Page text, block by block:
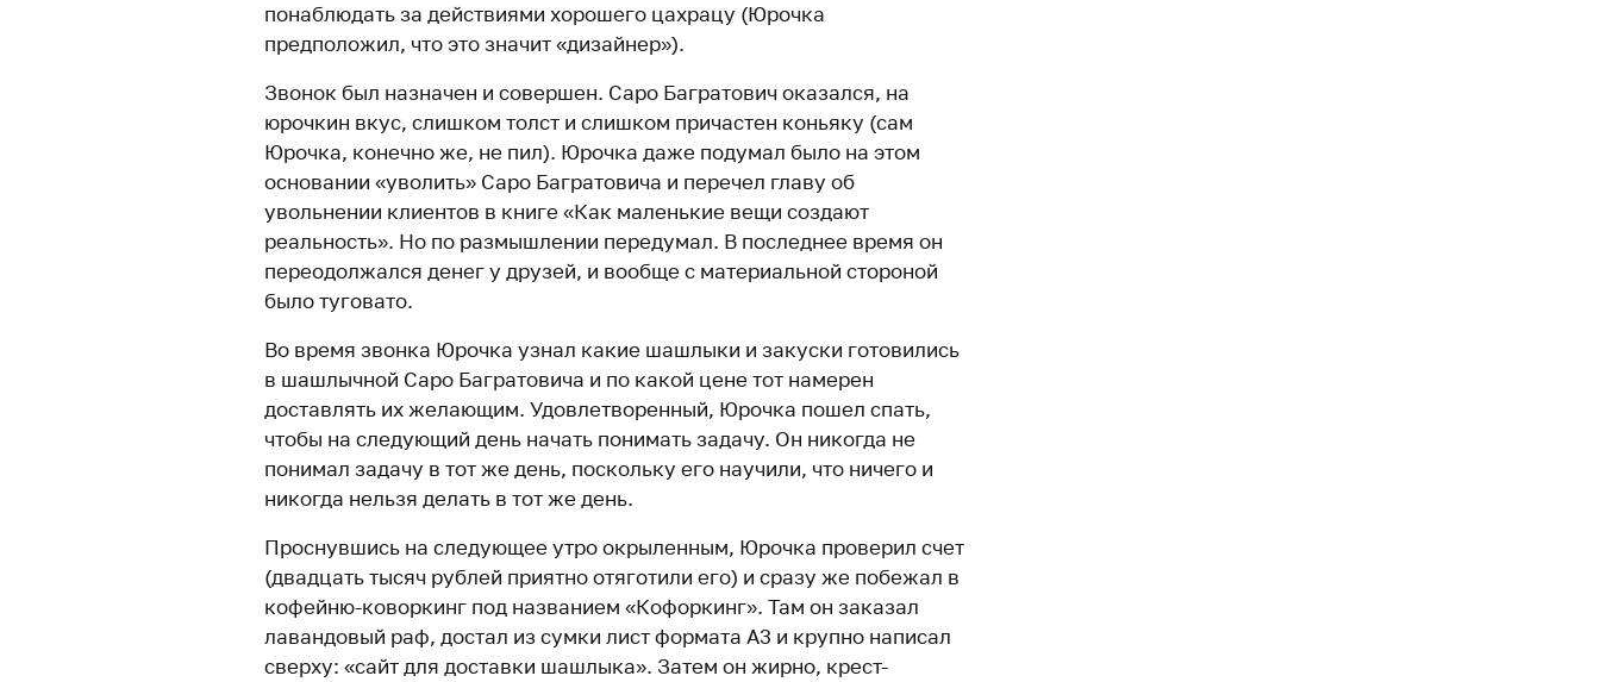
понаблюдать за действиями хорошего цахрацу (Юрочка
предположил, что это значит «дизайнер»).
Звонок был назначен и совершен. Саро Багратович оказался, на
юрочкин вкус, слишком толст и слишком причастен коньяку (сам
Юрочка, конечно же, не пил). Юрочка даже подумал было на этом
основании «уволить» Саро Багратовича и перечел главу об
увольнении клиентов в книге «Как маленькие вещи создают
реальность». Но по размышлении передумал. В последнее время он
переодолжался денег у друзей, и вообще с материальной стороной
было туговато.
Во время звонка Юрочка узнал какие шашлыки и закуски готовились
в шашлычной Саро Багратовича и по какой цене тот намерен
доставлять их желающим. Удовлетворенный, Юрочка пошел спать,
чтобы на следующий день начать понимать задачу. Он никогда не
понимал задачу в тот же день, поскольку его научили, что ничего и
никогда нельзя делать в тот же день.
Проснувшись на следующее утро окрыленным, Юрочка проверил счет
(двадцать тысяч рублей приятно отяготили его) и сразу же побежал в
кофейню-коворкинг под названием «Кофоркинг». Там он заказал
лавандовый раф, достал из сумки лист формата А3 и крупно написал
сверху: «сайт для доставки шашлыка». Затем он жирно, крест-